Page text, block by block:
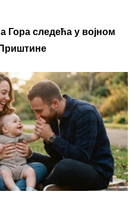
Гора следећа у војном